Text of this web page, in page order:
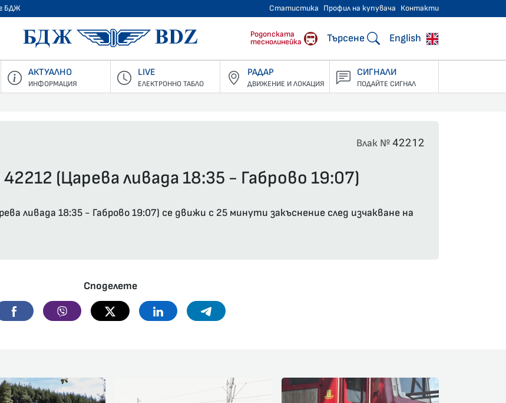
БДЖ Статистика Профил на купувача Контакти
БДЖ - Пътнически превози
Родопската
теснолинейка
Търсене English
АКТУАЛНО
ИНФОРМАЦИЯ
LIVE
ЕЛЕКТРОННО ТАБЛО
РАДАР
ДВИЖЕНИЕ И ЛОКАЦИЯ
СИГНАЛИ
ПОДАЙТЕ СИГНАЛ
Влак №42212
(Царева ливада 18:35 - Габрово 19:07)
ливада 18:35 - Габрово 19:07) се движи с 25 минути закъснение след изчакване на
Споделете
Facebook Viber Twitter Linkedin Telegram